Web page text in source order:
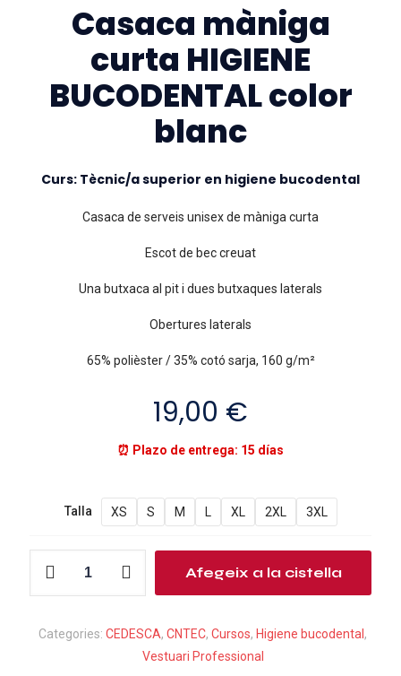
Casaca màniga
curta HIGIENE
BUCODENTAL color
blanc
Curs: Tècnic/a superior en higiene bucodental
Casaca de serveis unisex de màniga curta
Escot de bec creuat
Una butxaca al pit i dues butxaques laterals
Obertures laterals
65% polièster / 35% cotó sarja, 160 g/m²
19,00 €
⏰ Plazo de entrega: 15 días
Talla XS S M L XL 2XL 3XL
màniga
Afegeix a la cistella
Categories: CEDESCA, CNTEC, Cursos, Higiene bucodental ,
Vestuari Professional